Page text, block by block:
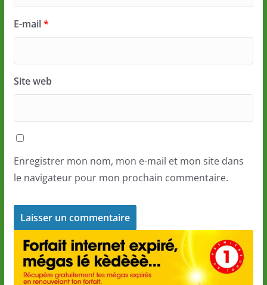
E-mail*
Site web
Enregistrer mon nom, mon e-mail et mon site dans
le navigateur pour mon prochain commentaire.